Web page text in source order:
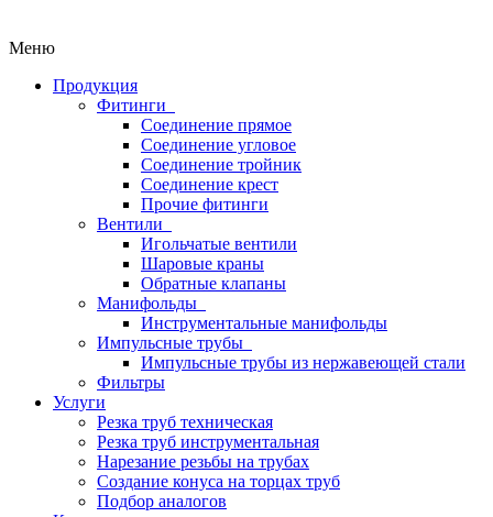
Меню
Продукция
Фитинги
Соединение прямое
Соединение угловое
Соединение тройник
Соединение крест
Прочие фитинги
Вентили
Игольчатые вентили
Шаровые краны
Обратные клапаны
Манифольды
Инструментальные манифольды
Импульсные трубы
Импульсные трубы из нержавеющей стали
Фильтры
Услуги
Резка труб техническая
Резка труб инструментальная
Нарезание резьбы на трубах
Создание конуса на торцах труб
Подбор аналогов